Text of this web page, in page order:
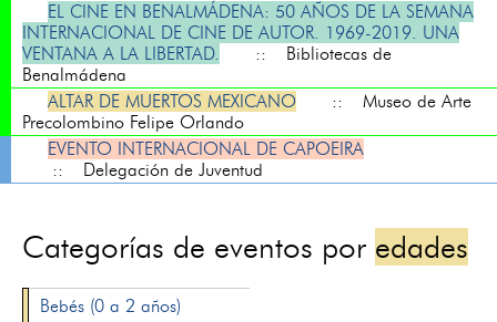
EL CINE EN BENALMÁDENA: 50 AÑOS DE LA SEMANA
INTERNACIONAL DE CINE DE AUTOR. 1969-2019. UNA
VENTANA A LA LIBERTAD.
:: Bibliotecas de
Benalmádena
ALTAR DE MUERTOS MEXICANO
:: Museo de Arte
Precolombino Felipe Orlando
EVENTO INTERNACIONAL DE CAPOEIRA
:: Delegación de Juventud
Categorías de eventos por edades
Bebés (0 a 2 años)